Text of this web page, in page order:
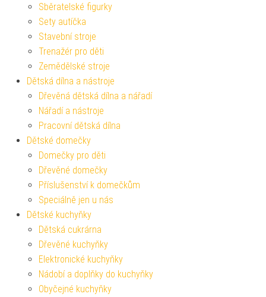
Sběratelské figurky
Sety autíčka
Stavební stroje
Trenažér pro děti
Zemědělské stroje
Dětská dílna a nástroje
Dřevěná dětská dílna a nářadí
Nářadí a nástroje
Pracovní dětská dílna
Dětské domečky
Domečky pro děti
Dřevěné domečky
Příslušenství k domečkům
Speciálně jen u nás
Dětské kuchyňky
Dětská cukrárna
Dřevěné kuchyňky
Elektronické kuchyňky
Nádobí a doplňky do kuchyňky
Obyčejné kuchyňky